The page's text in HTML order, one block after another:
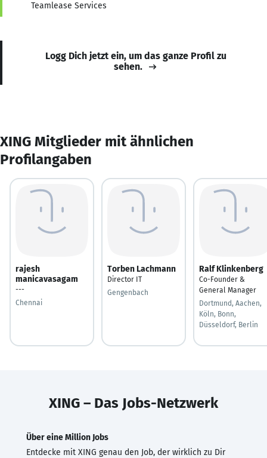
Teamlease Services
Logg Dich jetzt ein, um das ganze Profil zu
sehen.
XING Mitglieder mit ähnlichen
Profilangaben
rajesh
manicavasagam
---
Chennai
Torben Lachmann
Director IT
Gengenbach
Ralf Klinkenberg
Co-Founder &
General Manager
Dortmund, Aachen,
Köln, Bonn,
Düsseldorf, Berlin
XING – Das Jobs-Netzwerk
Über eine Million Jobs
Entdecke mit XING genau den Job, der wirklich zu Dir